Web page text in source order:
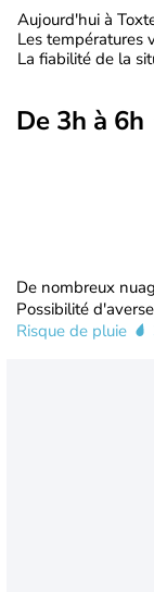
Aujourd'hui à
Les températures
La fiabilité de la
De 3h à 6h
De nombreux
Possibilité
Risque de pluie